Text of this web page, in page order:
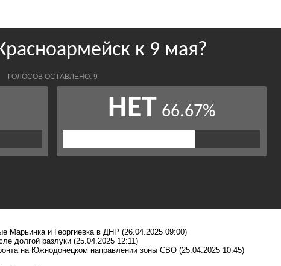
Марьинка и Георгиевка в ДНР (26.04.2025 09:00)
долгой разлуки (25.04.2025 12:11)
на Южнодонецком направлении зоны СВО (25.04.2025 10:45)